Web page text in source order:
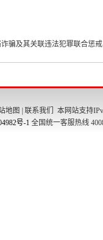
骗及其关联违法犯罪联合惩戒
地图 联系我们
本网站支持
号-1 全国统一客服热线